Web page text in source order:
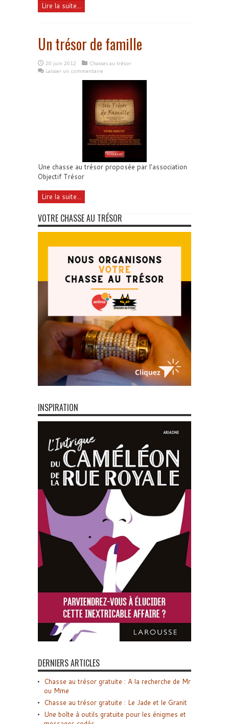
Lire la suite...
Un trésor de famille
20 juin 2012
Chasses au trésor
Laisser un commentaire
Une chasse au trésor proposée par l'association
Objectif Trésor
Lire la suite...
VOTRE CHASSE AU TRÉSOR
INSPIRATION
DERNIERS ARTICLES
Chasse au trésor gratuite : A la recherche de Mr
ou Mme
Chasse au trésor gratuite : Le Jade et le Granit
Une boîte à outils gratuite pour les énigmes et